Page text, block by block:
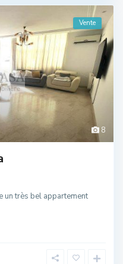
8
Vente
un très bel appartement